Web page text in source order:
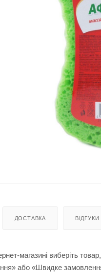
ДОСТАВКА ВІДГУКИ
магазині виберіть
або «Швидке